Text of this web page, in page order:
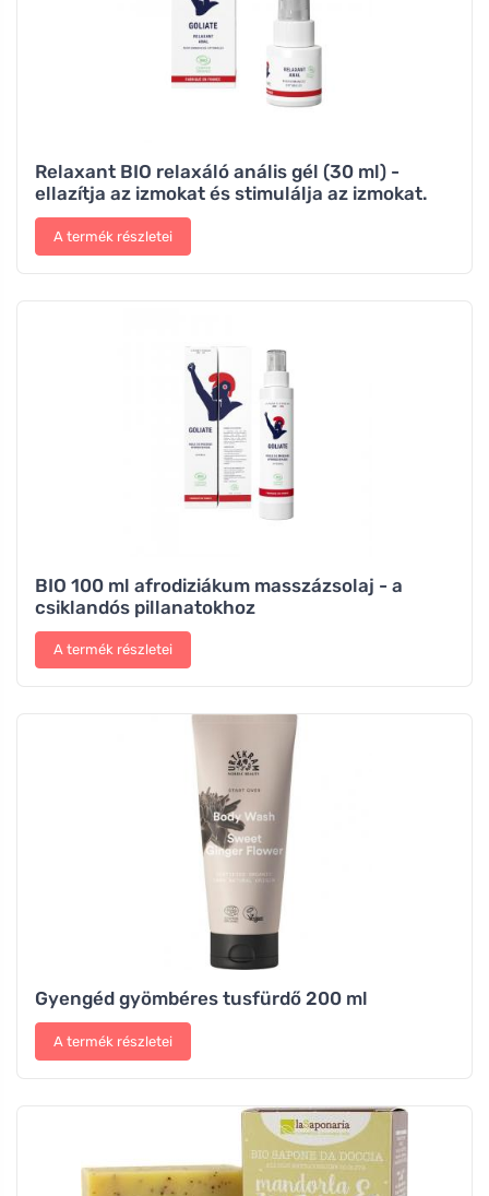
Relaxant BIO relaxáló anális gél (30 ml) -
ellazítja az izmokat és stimulálja az izmokat.
A termék részletei
BIO 100 ml afrodiziákum masszázsolaj - a
csiklandós pillanatokhoz
A termék részletei
Gyengéd gyömbéres tusfürdő 200 ml
A termék részletei